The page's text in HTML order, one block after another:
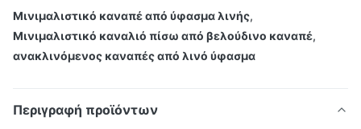
Μινιμαλιστικό καναπέ από ύφασμα λινής,
Μινιμαλιστικό καναλιό πίσω από βελούδινο καναπέ,
ανακλινόμενος καναπές από λινό ύφασμα
Περιγραφή προϊόντων